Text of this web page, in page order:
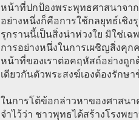
หน้าที่ปกป้องพระพุทธศาสนาจา
อย่างหนึ่งก็คือการใช้กลยุทธ์เชิง
รุกรานนี้เป็นสิ่งน่าห่วงใย มิใช่เ
การอย่างหนึ่งในการเผชิญสิ่งคุก
หน้าที่ของเราต่อคฤหัสถ์อย่างถู
เดียวกันตัวพระสงฆ์เองต้องรักษ
ในการโต้ข้อกล่าวหาของศาสน
จำไว้ว่า ชาวพุทธได้สร้างโรงพ